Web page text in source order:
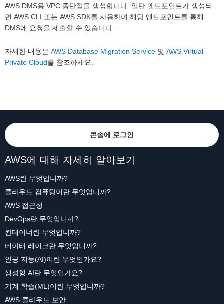
AWS DMS용 VPC 종단점을 생성합니다. 일단 엔드포인트가 생성되
면 AWS CLI 또는 AWS SDK를 사용하여 해당 엔드포인트를 통해
DMS에 요청을 제출할 수 있습니다.
자세한 내용은 AWS Database Migration Service 및 AWS Virtual
Private Cloud를 참조하세요.
콘솔에 로그인
AWS에 대해 자세히 알아보기
AWS란 무엇입니까?
클라우드 컴퓨팅이란 무엇입니까?
AWS 접근성
DevOps란 무엇입니까?
컨테이너란 무엇입니까?
데이터 레이크란 무엇입니까?
인공 지능(AI)이란 무엇인가요?
생성형 AI란 무엇인가요?
기계 학습(ML)이란 무엇입니까?
AWS 클라우드 보안